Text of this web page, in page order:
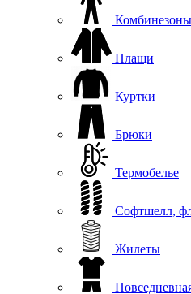
Комбинезоны
Плащи
Куртки
Брюки
Термобелье
Софтшелл,
Жилеты